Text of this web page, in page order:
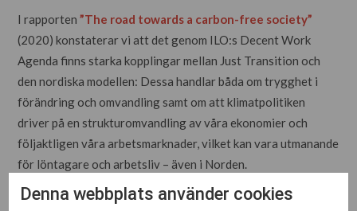
I rapporten”The road towards a carbon-free society”
(2020) konstaterar vi att det genom ILO:s Decent Work
Agenda finns starka kopplingar mellan Just Transition och
den nordiska modellen: Dessa handlar båda om trygghet i
förändring och omvandling samt om att klimatpolitiken
driver på en strukturomvandling av våra ekonomier och
följaktligen våra arbetsmarknader, vilket kan vara utmanande
för löntagare och arbetsliv – även i Norden.
Norden har med sitt gynnsamma utgångsläge likväl möjlighet
Denna webbplats använder cookies